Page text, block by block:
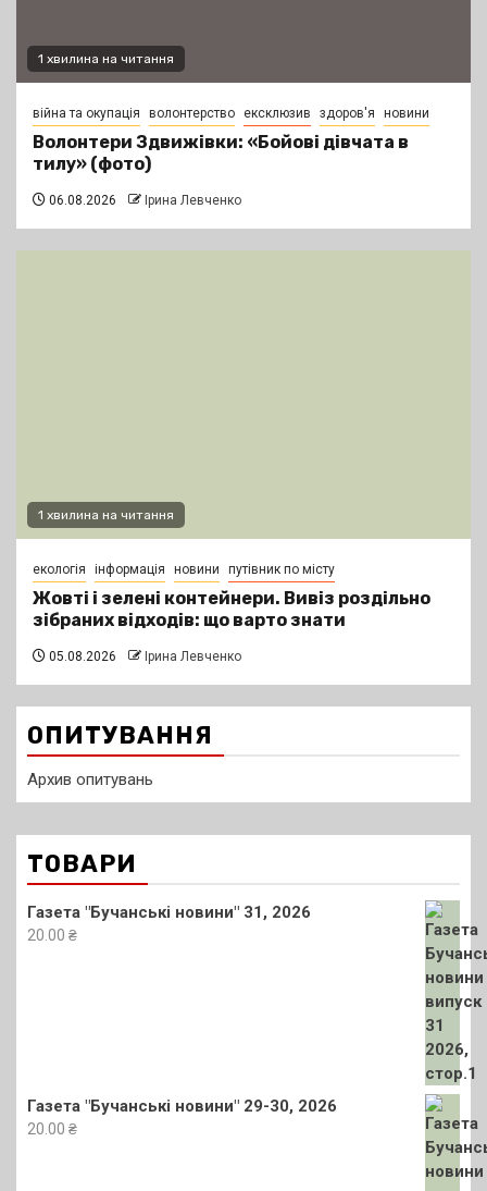
1 хвилина на читання
війна та окупація волонтерство ексклюзив здоров'я новини
Волонтери Здвижівки: «Бойові дівчата в
тилу» (фото)
06.08.2026 Ірина Левченко
1 хвилина на читання
екологія інформація новини путівник по місту
Жовті і зелені контейнери. Вивіз роздільно
зібраних відходів: що варто знати
05.08.2026 Ірина Левченко
ОПИТУВАННЯ
Архив опитувань
ТОВАРИ
Газета "Бучанські новини" 31, 2026
20.00 ₴
Газета "Бучанські новини" 29-30, 2026
20.00 ₴